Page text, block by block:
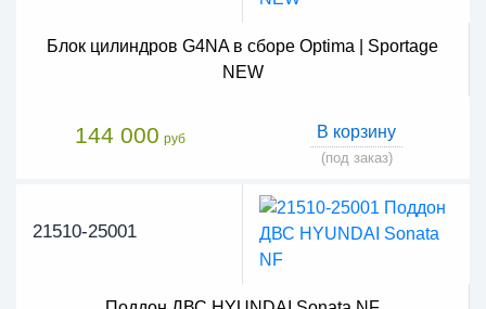
Блок цилиндров G4NA в сборе Optima | Sportage
NEW
144 000 руб В корзину
(под заказ)
21510-25001